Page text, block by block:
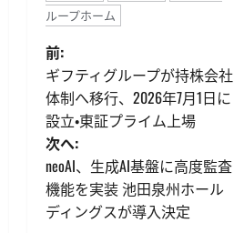
ループホーム
投
稿
ナ
ビ
ゲ
前:
ギフティグループが持株会社
体制へ移行、2026年7月1日に
設立・東証プライム上場
次へ:
neoAI、生成AI基盤に高度監査
機能を実装 池田泉州ホール
ディングスが導入決定